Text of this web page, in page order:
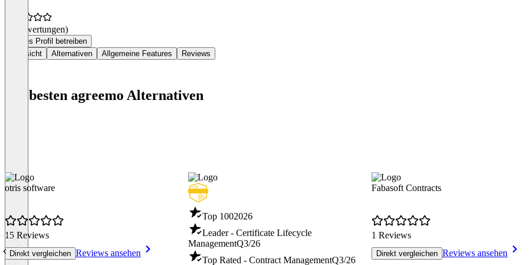
(0 Bewertungen)
Dieses Profil betreiben
Übersicht
Alternativen Allgemeine Features Reviews
Die besten agreemo Alternativen
otris software
15 Reviews
Direkt vergleichen Reviews ansehen
Top 1002026
Leader - Certificate Lifecycle
ManagementQ3/26
Top Rated - Contract ManagementQ3/26
Fabasoft Contracts
1 Reviews
Direkt vergleichen Reviews ansehen